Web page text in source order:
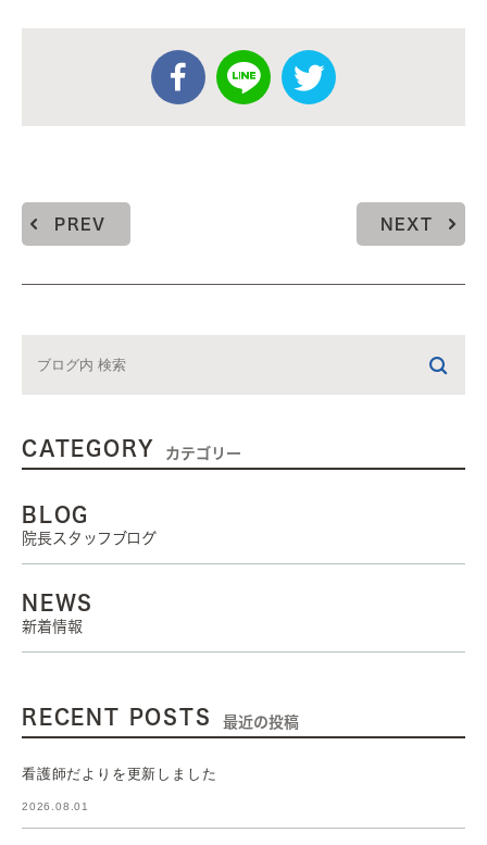
PREV NEXT
CATEGORY カテゴリー
BLOG
院長スタッフブログ
NEWS
新着情報
RECENT POSTS 最近の投稿
看護師だよりを更新しました
2026.08.01